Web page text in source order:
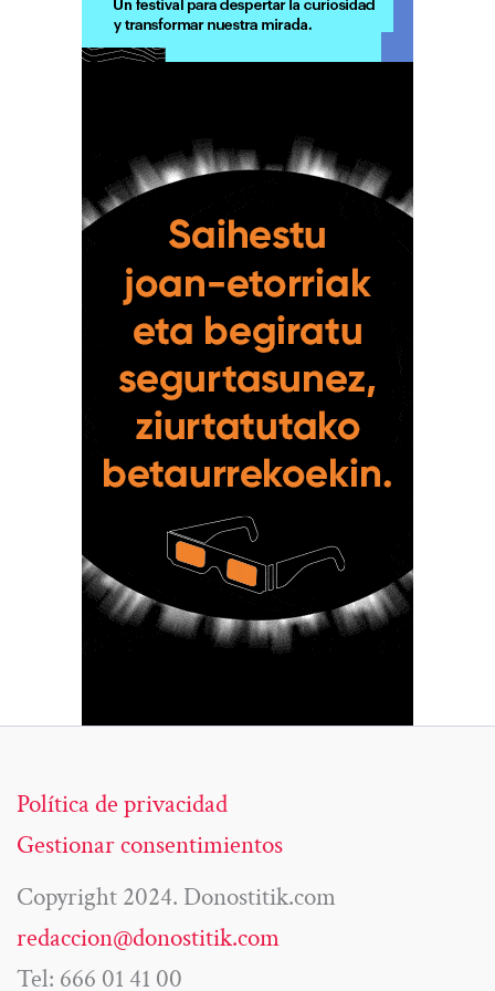
Política de privacidad
Gestionar consentimientos
Copyright 2024. Donostitik.com
redaccion@donostitik.com
Tel: 666 01 41 00